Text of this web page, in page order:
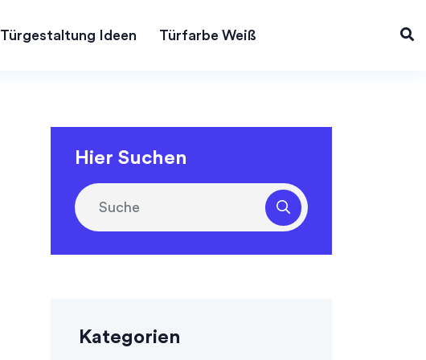
Türgestaltung Ideen Türfarbe Weiß
Hier Suchen
Kategorien